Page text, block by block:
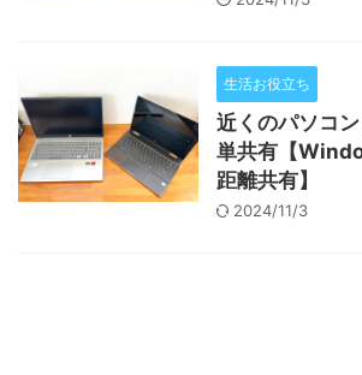
生活お役立ち
近くのパソコ
単共有【
距離共有】
2024/11/3